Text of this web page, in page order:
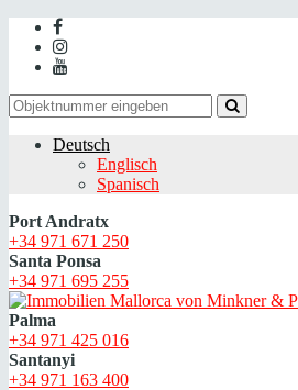
Deutsch
Englisch
Spanisch
Port Andratx
+34 971 671 250
Santa Ponsa
+34 971 695 255
Palma
+34 971 425 016
Santanyi
+34 971 163 400